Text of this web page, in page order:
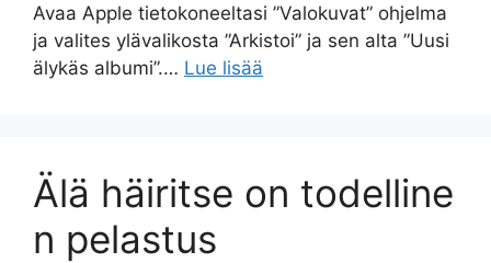
Avaa Apple tietokoneeltasi ”Valokuvat” ohjelma
ja valites ylävalikosta ”Arkistoi” ja sen alta ”Uusi
älykäs albumi”.… Lue lisää
Älä häiritse on todelline
n pelastus